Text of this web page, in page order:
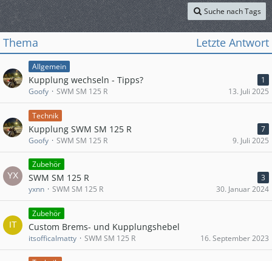
Suche nach Tags
Thema Letzte Antwort
Allgemein
Kupplung wechseln - Tipps?
1
Goofy
SWM SM 125 R 13. Juli 2025
Technik
Kupplung SWM SM 125 R
7
Goofy
SWM SM 125 R 9. Juli 2025
Zubehör
SWM SM 125 R
3
yxnn
SWM SM 125 R 30. Januar 2024
Zubehör
Custom Brems- und Kupplungshebel
itsofficalmatty SWM SM 125 R 16. September 2023